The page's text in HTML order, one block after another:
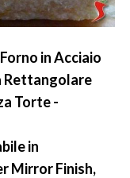
in Acciaio
Rettangolare
Torte -
in
Mirror Finish,